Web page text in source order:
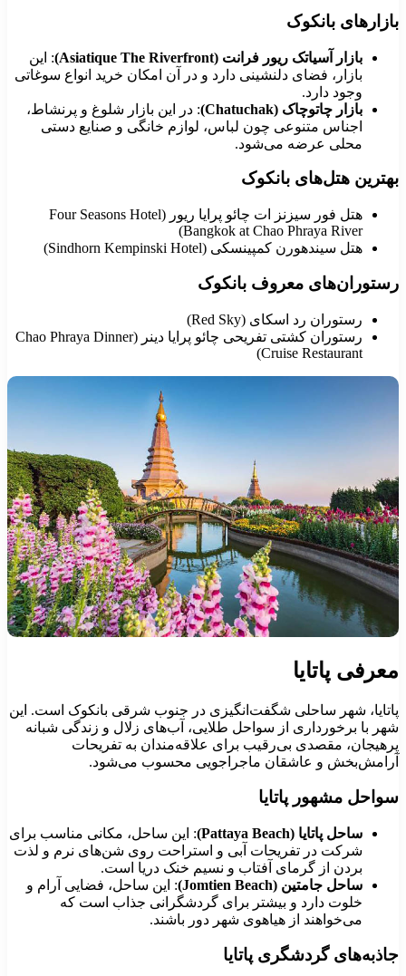
بانکوک
بازار آسیاتک ریور فرانت (Asiatique The Riverfront)
: این
بازار، فضای دلنشینی دارد و در آن امکان خرید انواع سوغاتی‌
وجود دارد.
بازار چاتوچاک (Chatuchak)
: در این بازار شلوغ و پرنشاط،
اجناس متنوعی چون لباس، لوازم خانگی و صنایع دستی
محلی عرضه می‌شود.
هتل‌های بانکوک
هتل فور سیزنز ات چائو پرایا ریور (Four Seasons Hotel
Bangkok at Chao Phraya River)
هتل سیندهورن کمپینسکی (Sindhorn Kempinski Hotel)
معروف بانکوک
رستوران رد اسکای (Red Sky)
رستوران کشتی تفریحی چائو پرایا دینر (Chao Phraya Dinner
Cruise Restaurant)
پاتایا
شهر ساحلی شگفت‌انگیزی در جنوب شرقی بانکوک است. این
با برخورداری از سواحل طلایی، آب‌های زلال و زندگی شبانه
مقصدی بی‌رقیب برای علاقه‌مندان به تفریحات
و عاشقان ماجراجویی محسوب می‌شود.
مشهور پاتایا
ساحل پاتایا (Pattaya Beach)
: این ساحل، مکانی مناسب برای
شرکت در تفریحات آبی و استراحت روی شن‌های نرم و لذت
بردن از گرمای آفتاب و نسیم خنک دریا است.
ساحل جامتین (Jomtien Beach)
: این ساحل، فضایی آرام و
خلوت دارد و بیشتر برای گردشگرانی جذاب است که
می‌خواهند از هیاهوی شهر دور باشند.
گردشگری پاتایا